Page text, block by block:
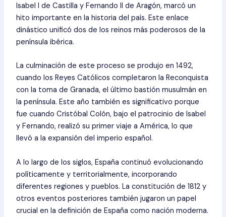
Isabel I de Castilla y Fernando II de Aragón, marcó un
hito importante en la historia del país. Este enlace
dinástico unificó dos de los reinos más poderosos de la
península ibérica.
La culminación de este proceso se produjo en 1492,
cuando los Reyes Católicos completaron la Reconquista
con la toma de Granada, el último bastión musulmán en
la península. Este año también es significativo porque
fue cuando Cristóbal Colón, bajo el patrocinio de Isabel
y Fernando, realizó su primer viaje a América, lo que
llevó a la expansión del imperio español.
A lo largo de los siglos, España continuó evolucionando
políticamente y territorialmente, incorporando
diferentes regiones y pueblos. La constitución de 1812 y
otros eventos posteriores también jugaron un papel
crucial en la definición de España como nación moderna.